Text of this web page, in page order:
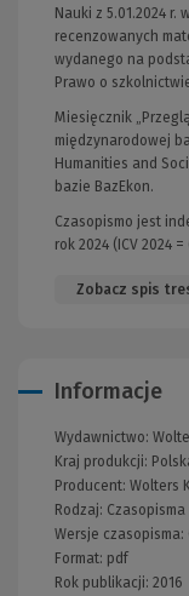
Nauki z 5.01.2024
recenzowanych
wydanego na
Prawo o
Miesięcznik
międzynarodowej
Humanities and
bazie BazEkon.
Czasopismo jest
rok 2024 (ICV 2024 =
Zobacz spis
Informacje
Wydawnictwo:
Kraj produkcji:
Producent: Wolters
Rodzaj:
Wersje czasopisma:
Format: pdf
Rok publikacji: 2016